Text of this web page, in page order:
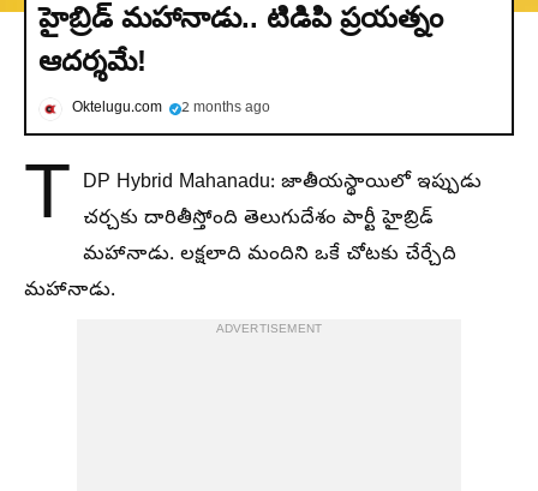
హైబ్రిడ్ మహానాడు.. టిడిపి ప్రయత్నం
ఆదర్శమే!
Oktelugu.com 2 months ago
T DP Hybrid Mahanadu: జాతీయస్థాయిలో ఇప్పుడు
చర్చకు దారితీస్తోంది తెలుగుదేశం పార్టీ హైబ్రిడ్
మహానాడు. లక్షలాది మందిని ఒకే చోటకు చేర్చేది
మహానాడు.
ADVERTISEMENT